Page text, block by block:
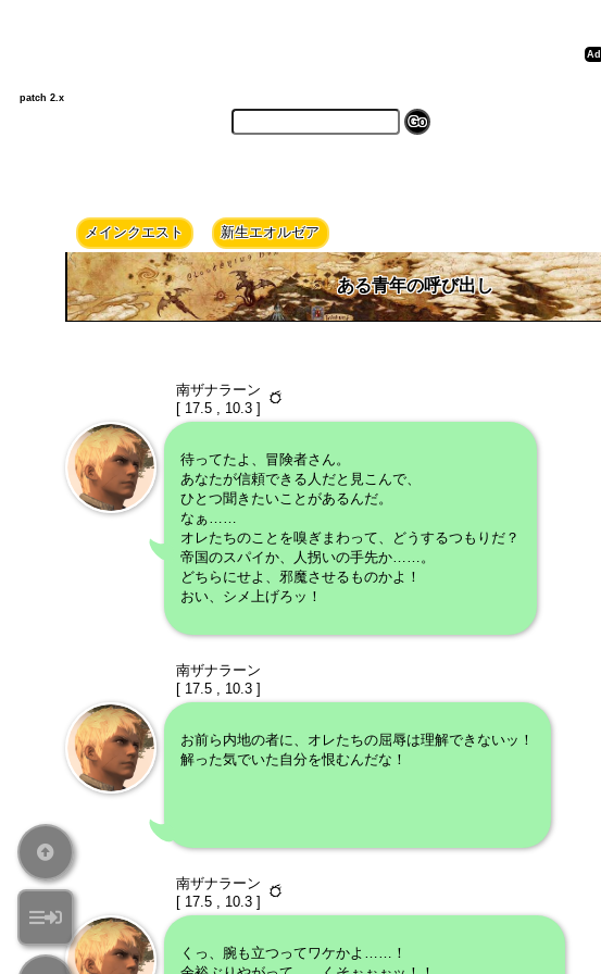
patch 2.x
メインクエスト 新生エオルゼア
ある青年の呼び出し
南ザナラーン
[ 17.5 , 10.3 ]
待ってたよ、冒険者さん。
あなたが信頼できる人だと見こんで、
ひとつ聞きたいことがあるんだ。
なぁ……
オレたちのことを嗅ぎまわって、どうするつもりだ？
帝国のスパイか、人拐いの手先か……。
どちらにせよ、邪魔させるものかよ！
おい、シメ上げろッ！
南ザナラーン
[ 17.5 , 10.3 ]
お前ら内地の者に、オレたちの屈辱は理解できないッ！
解った気でいた自分を恨むんだな！
南ザナラーン
[ 17.5 , 10.3 ]
くっ、腕も立つってワケかよ……！